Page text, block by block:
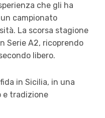
che gli ha
campionato
La scorsa stagione
Serie A2, ricoprendo
libero.
in Sicilia, in una
e tradizione